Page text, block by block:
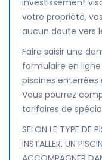
investissement
votre propriété,
aucun doute vers
Faire saisir une
formulaire en
piscines enterrées
Vous pourrez
tarifaires de
SELON LE TYPE DE
INSTALLER, UN